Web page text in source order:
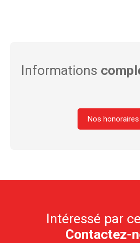
Informations
Nos honoraires
Intéressé par
Contactez-